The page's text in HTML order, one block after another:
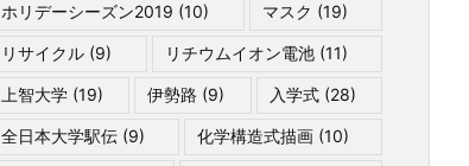
ホリデーシーズン2019 (10) マスク (19)
リサイクル (9) リチウムイオン電池(11)
上智大学 (19) 伊勢路 (9) 入学式(28)
全日本大学駅伝 (9) 化学構造式描画(10)